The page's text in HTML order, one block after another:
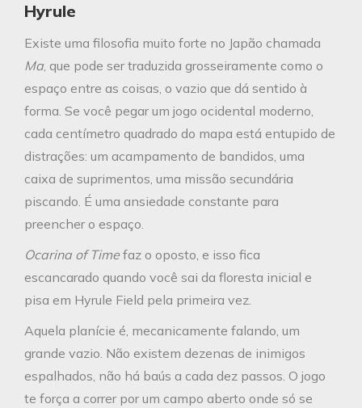
Hyrule
Existe uma filosofia muito forte no Japão chamada
Ma, que pode ser traduzida grosseiramente como o
espaço entre as coisas, o vazio que dá sentido à
forma. Se você pegar um jogo ocidental moderno,
cada centímetro quadrado do mapa está entupido de
distrações: um acampamento de bandidos, uma
caixa de suprimentos, uma missão secundária
piscando. É uma ansiedade constante para
preencher o espaço.
Ocarina of Timefaz o oposto, e isso fica
escancarado quando você sai da floresta inicial e
pisa em Hyrule Field pela primeira vez.
Aquela planície é, mecanicamente falando, um
grande vazio. Não existem dezenas de inimigos
espalhados, não há baús a cada dez passos. O jogo
te força a correr por um campo aberto onde só se